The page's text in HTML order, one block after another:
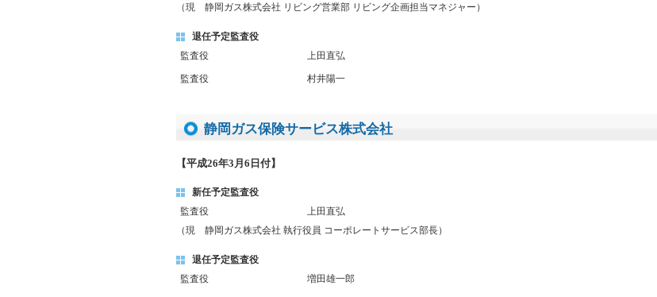
（現 静岡ガス株式会社 リビング営業部 リビング企画担当マネジャー）
退任予定監査役
監査役
上田直弘
監査役 村井陽一
静岡ガス保険サービス株式会社
【平成26年3月6日付】
新任予定監査役
監査役
上田直弘
（現 静岡ガス株式会社 執行役員 コーポレートサービス部長）
退任予定監査役
監査役
増田雄一郎